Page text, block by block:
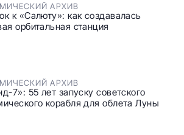
АРХИВ
к «Салюту»: как создавалась
орбитальная станция
АРХИВ
7»: 55 лет запуску советского
корабля для облета Луны